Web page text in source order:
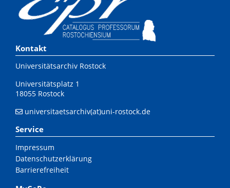
Kontakt
Universitätsarchiv Rostock
Universitätsplatz 1
18055 Rostock
universitaetsarchiv(at)uni-rostock.de
Service
Impressum
Datenschutzerklärung
Barrierefreiheit